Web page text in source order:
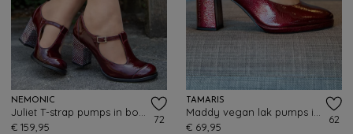
NEMONIC
€ 159,95
72
TAMARIS
€ 69,95
62